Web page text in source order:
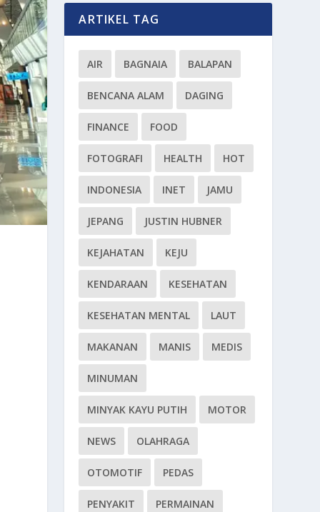
ARTIKEL TAG
AIR BAGNAIA BALAPAN
BENCANA ALAM DAGING
FINANCE FOOD
FOTOGRAFI HEALTH HOT
INDONESIA INET JAMU
JEPANG JUSTIN HUBNER
KEJAHATAN KEJU
KENDARAAN KESEHATAN
KESEHATAN MENTAL LAUT
MAKANAN MANIS MEDIS
MINUMAN
MINYAK KAYU PUTIH MOTOR
NEWS OLAHRAGA
OTOMOTIF PEDAS
PENYAKIT PERMAINAN